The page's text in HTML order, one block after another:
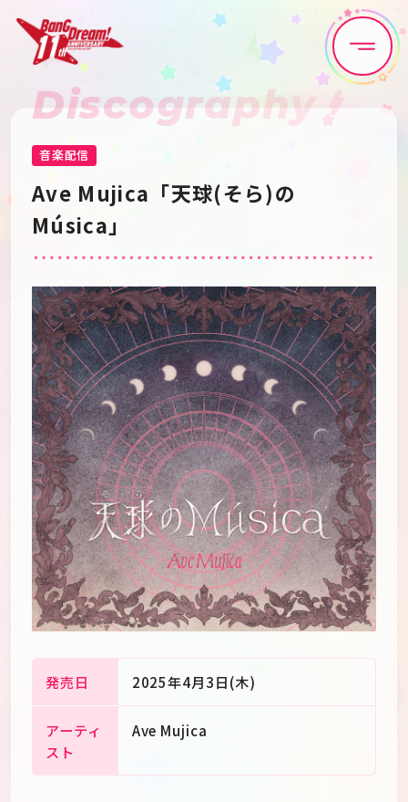
Home News
Live•Event
Artist
Schedule About
Goods
JP
Discography
音楽配信
Ave Mujica「天球(そら)の
Música」
発売日 2025年4月3日(木)
アーティ
スト
Ave Mujica